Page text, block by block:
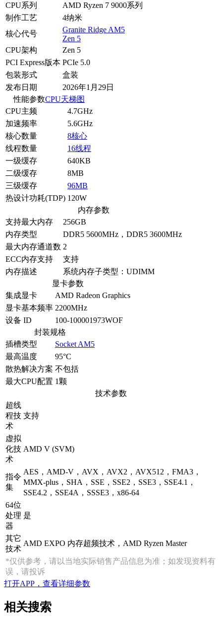
CPU系列
AMD Ryzen 7 9000系列
制作工艺
4纳米
核心代号
Granite Ridge AM5
Zen 5
CPU架构
Zen 5
PCI Express版本 PCIe 5.0
包装形式
盒装
发布日期
2026年1月29日
性能参数CPU天梯图
CPU主频
4.7GHz
加速频率
5.6GHz
核心数量
8核心
线程数量
16线程
一级缓存
640KB
二级缓存
8MB
三级缓存
96MB
热设计功耗(TDP) 120W
内存参数
支持最大内存
256GB
内存类型
DDR5 5600MHz，DDR5 3600MHz
最大内存通道数 2
ECC内存支持
支持
内存描述
系统内存子类型：UDIMM
显卡参数
集成显卡
AMD Radeon Graphics
显卡基本频率 2200MHz
设备 ID
100-100001973WOF
封装规格
插槽类型
Socket AM5
最高温度
95°C
散热解决方案 不包括
最大CPU配置 1颗
技术参数
超线
程技
术
支持
虚拟
化技
术
AMD V (SVM)
指令
集
AES，AMD-V，AVX，AVX2，AVX512，FMA3，
MMX-plus，SHA，SSE，SSE2，SSE3，SSE4.1，
SSE4.2，SSE4A，SSSE3，x86-64
64位
处理
器
是
其它
技术
AMD EXPO 内存超频技术，AMD Ryzen Master
*仅供参考，请以当地实际销售产品信息为准；如发现资料有
误，请投诉
打开APP，查看详细参数
相关搜索